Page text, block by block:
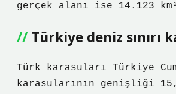
gerçek alanı ise 14.123
Türkiye deniz sınırı
Türk karasuları Türkiye
karasularının genişliği